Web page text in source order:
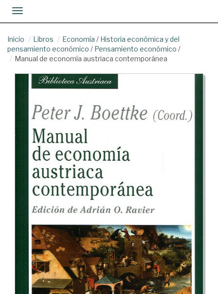
Toggle navigation
Inicio Libros Economía / Historia económica y del
pensamiento económico / Pensamiento económico /
Manual de economía austriaca contemporánea